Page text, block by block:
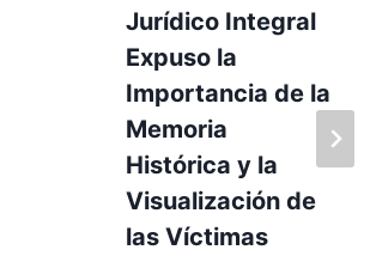
Jurídico Integral
Expuso la
Importancia de la
Memoria
Histórica y la
Visualización de
las Víctimas